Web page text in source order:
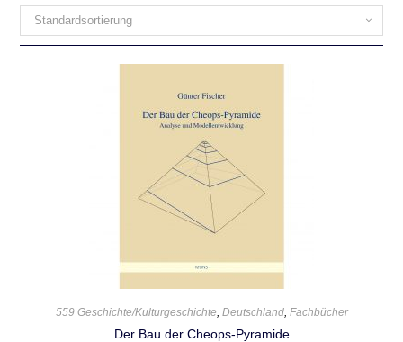
Standardsortierung
559 Geschichte/Kulturgeschichte, Deutschland, Fachbücher
Der Bau der Cheops-Pyramide